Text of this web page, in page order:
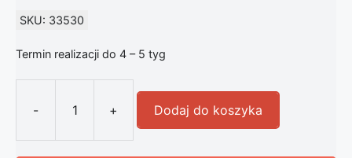
SKU: 33530
Termin realizacji do 4 – 5 tyg
-
ilość Artemide Tolomeo Mega
+ Dodaj do koszyka